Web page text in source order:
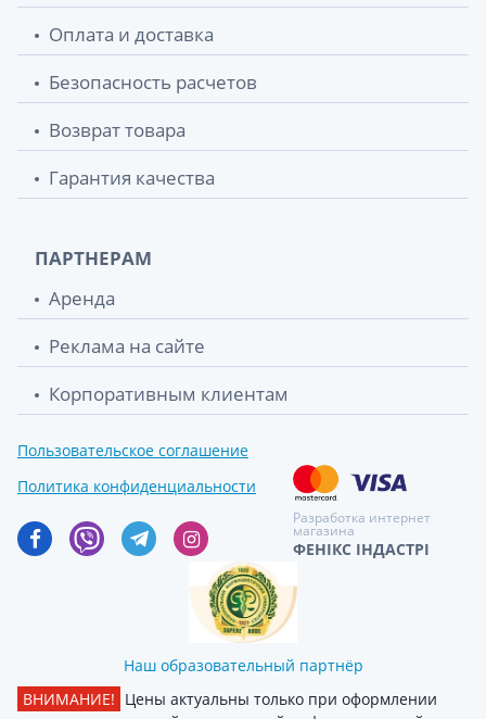
Оплата и доставка
Безопасность расчетов
Возврат товара
Гарантия качества
ПАРТНЕРАМ
Аренда
Реклама на сайте
Корпоративным клиентам
Пользовательское соглашение
Политика конфиденциальности
Разработка интернет
магазина
ФЕНІКС ІНДАСТРІ
Наш образовательный партнёр
ВНИМАНИЕ! Цены актуальны только при оформлении